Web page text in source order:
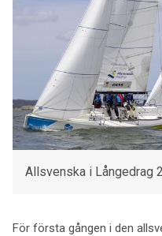
Allsvenska i Långedrag
För första gången i den